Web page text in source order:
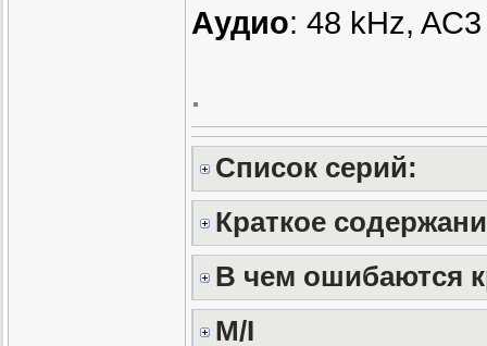
Аудио: 48 kHz,
.
Список серий:
Краткое
В чем ошибаются
M/I